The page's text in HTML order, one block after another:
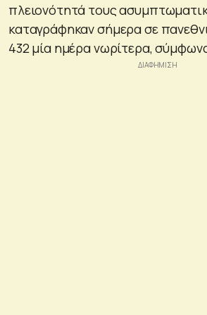
πλειονότητά τους
καταγράφηκαν σήμερα σε
432 μία ημέρα νωρίτερα,